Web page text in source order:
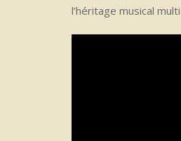
l’héritage musical